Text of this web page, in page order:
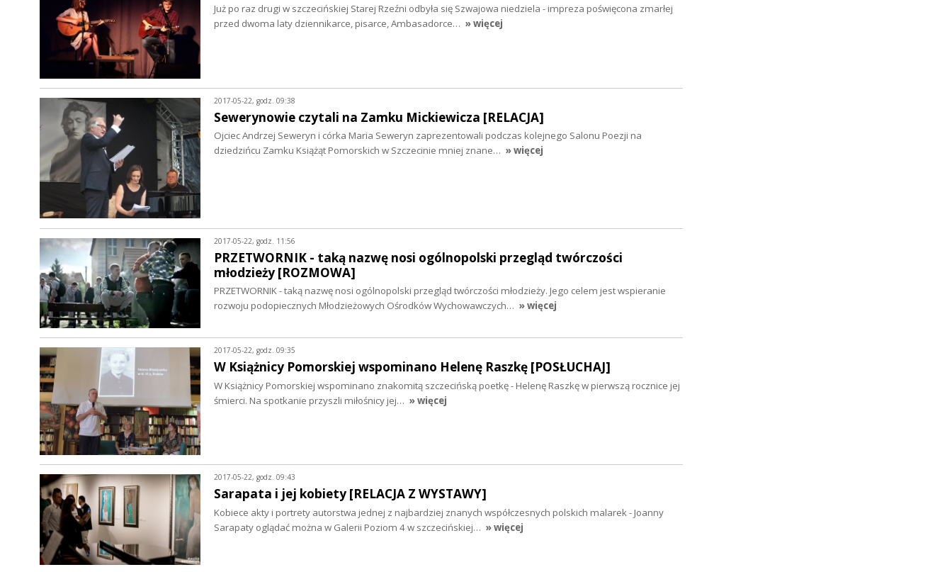
Już po raz drugi w szczecińskiej Starej Rzeźni odbyła się Szwajowa niedziela - impreza poświęcona zmarłej
przed dwoma laty dziennikarce, pisarce, Ambasadorce… » więcej
2017-05-22, godz. 09:38
Sewerynowie czytali na Zamku Mickiewicza [RELACJA]
Ojciec Andrzej Seweryn i córka Maria Seweryn zaprezentowali podczas kolejnego Salonu Poezji na
dziedzińcu Zamku Książąt Pomorskich w Szczecinie mniej znane… » więcej
2017-05-22, godz. 11:56
PRZETWORNIK - taką nazwę nosi ogólnopolski przegląd twórczości
młodzieży [ROZMOWA]
PRZETWORNIK - taką nazwę nosi ogólnopolski przegląd twórczości młodzieży. Jego celem jest wspieranie
rozwoju podopiecznych Młodzieżowych Ośrodków Wychowawczych… » więcej
2017-05-22, godz. 09:35
W Książnicy Pomorskiej wspominano Helenę Raszkę [POSŁUCHAJ]
W Książnicy Pomorskiej wspominano znakomitą szczecińską poetkę - Helenę Raszkę w pierwszą rocznice jej
śmierci. Na spotkanie przyszli miłośnicy jej… » więcej
2017-05-22, godz. 09:43
Sarapata i jej kobiety [RELACJA Z WYSTAWY]
Kobiece akty i portrety autorstwa jednej z najbardziej znanych współczesnych polskich malarek - Joanny
Sarapaty oglądać można w Galerii Poziom 4 w szczecińskiej… » więcej